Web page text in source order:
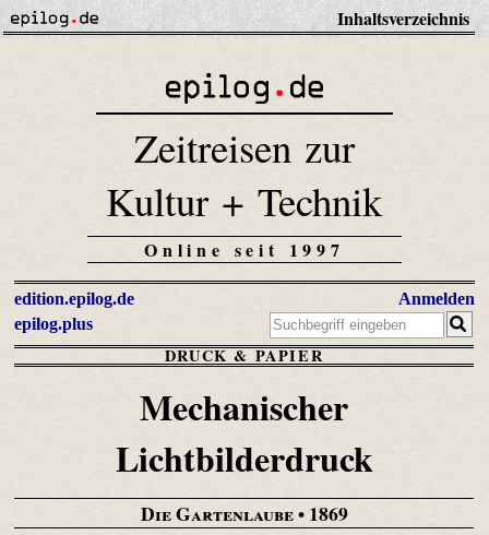
Inhaltsverzeichnis
Zeitreisen zur
Kultur + Technik
Online seit 1997
edition.epilog.de
epilog.plus
Anmelden
DRUCK & PAPIER
Mechanischer
Lichtbilderdruck
Die Gartenlaube• 1869